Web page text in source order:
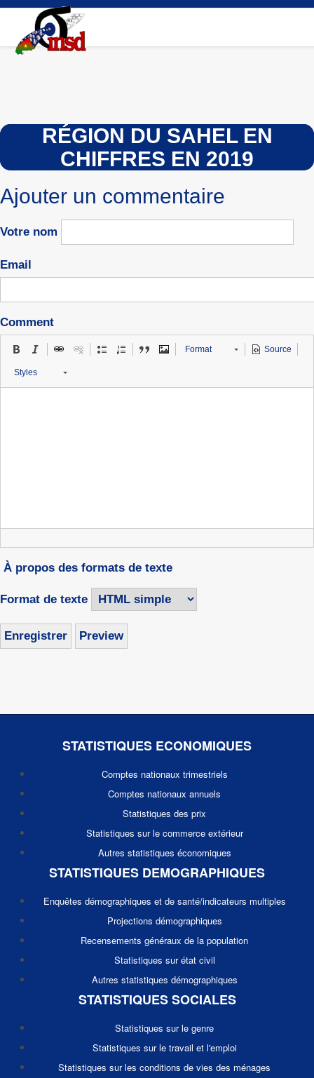
Aller
contenu
principal
RÉGION DU SAHEL EN
CHIFFRES EN 2019
Ajouter un commentaire
Votre nom
Email
Comment
Format Source
Styles
À propos des formats de texte
Format de texte
STATISTIQUES ECONOMIQUES
Comptes nationaux trimestriels
Comptes nationaux annuels
Statistiques des prix
Statistiques sur le commerce extérieur
Autres statistiques économiques
STATISTIQUES DEMOGRAPHIQUES
Enquêtes démographiques et de santé/indicateurs multiples
Projections démographiques
Recensements généraux de la population
Statistiques sur état civil
Autres statistiques démographiques
STATISTIQUES SOCIALES
Statistiques sur le genre
Statistiques sur le travail et l'emploi
Statistiques sur les conditions de vies des ménages